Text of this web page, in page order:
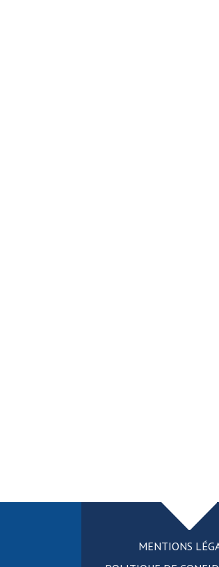
MENTIONS